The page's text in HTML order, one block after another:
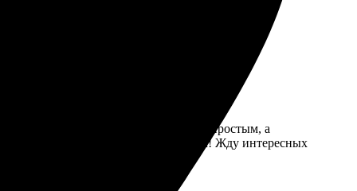
Процесс оформления оказался простым, а
Подарок получился отличным! Жду интересных